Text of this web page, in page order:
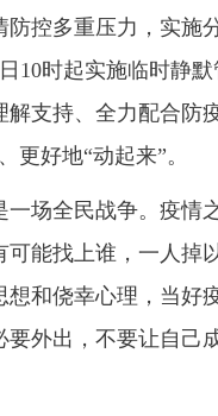
控多重压力，实施
10时起实施临时静
支持、全力配合防
好地“动起来”。
场全民战争。疫情
能找上谁，一人掉
和侥幸心理，当好
外出，不要让自己